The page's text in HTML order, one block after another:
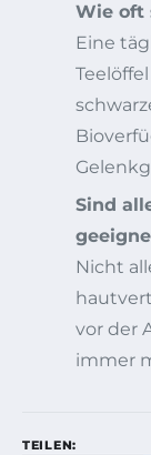
Wie oft
Eine
Sind
Nicht
vor der
immer
TEILEN: